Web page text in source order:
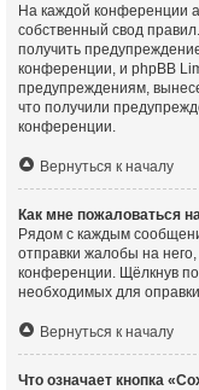
На каждой конференции
собственный свод
получить
конференции, и phpBB
предупреждениям,
что получили
конференции.
Вернуться к началу
Как мне пожаловаться
Рядом с каждым
отправки жалобы на
конференции. Щёлкнув
необходимых для
Вернуться к началу
Что означает кнопка